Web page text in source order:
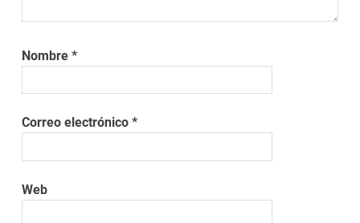
Nombre*
Correo electrónico*
Web